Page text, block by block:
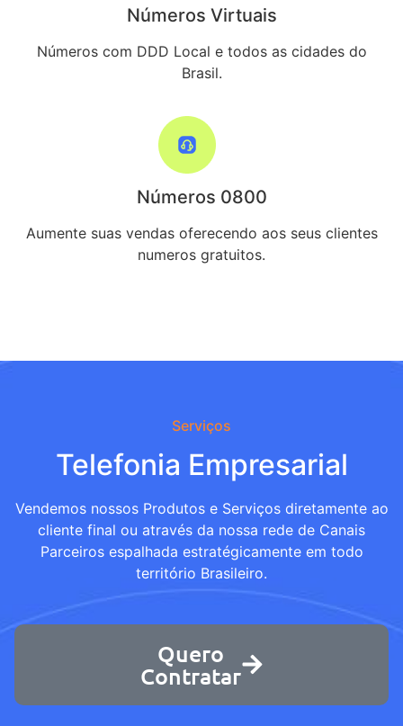
Números Virtuais
Números com DDD Local e todos as cidades do
Brasil.
Números 0800
Aumente suas vendas oferecendo aos seus clientes
numeros gratuitos.
Serviços
Telefonia Empresarial
Vendemos nossos Produtos e Serviços diretamente ao
cliente final ou através da nossa rede de Canais
Parceiros espalhada estratégicamente em todo
território Brasileiro.
Quero
Contratar